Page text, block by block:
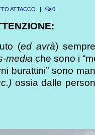
ATTACCO | 0
(ed avrà)
media che sono i
burattini” sono
ossia dalle